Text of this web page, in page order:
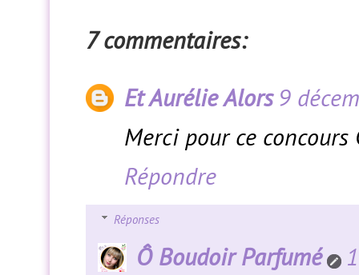
7 commentaires:
Et Aurélie Alors 9
Merci pour ce
Répondre
Réponses
Ô Boudoir Parfumé